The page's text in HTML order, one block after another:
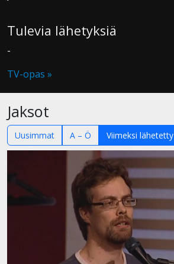
Tulevia lähetyksiä
-
TV-opas »
Jaksot
Uusimmat A – Ö Viimeksi lähetetty